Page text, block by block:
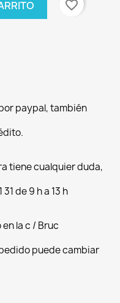
favorite_border
paypal, también
tiene cualquier duda,
de 9 h a 13 h
la c / Bruc
puede cambiar